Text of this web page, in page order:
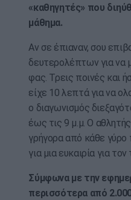
«καθηγητές» που
μάθημα.
Αν σε έπιαναν, σου
δευτερολέπτων για να
φας. Τρεις ποινές και
είχε 10 λεπτά για να
ο διαγωνισμός
έως τις 9 μ.μ. Ο
γρήγορα από κάθε
για μια ευκαιρία για τον
Σύμφωνα με την
περισσότερα από